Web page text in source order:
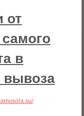
от
в
вывоза